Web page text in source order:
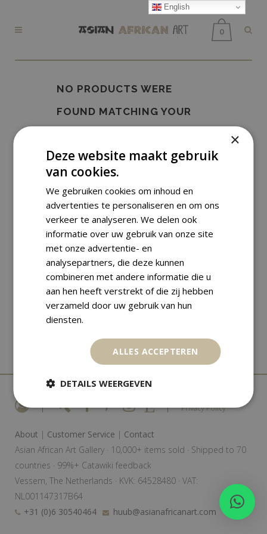
0
NO PRODUCTS WERE
FOUND MATCHING YOUR
| | Privacy Policy
About | Customer Service | Contact
Asian African Art Gallery · 10,000+ items sold · Shipped to 70
countries · 99%+ Catawiki feedback
Vessem, The Netherlands · KVK: 64528480 · VAT:
NL001147317B64
+31 (0)6 30540464
huub@asianafricanart.com
English
×
Deze website maakt gebruik
van cookies.
We gebruiken cookies om inhoud en
advertenties te personaliseren en om ons
verkeer te analyseren. We delen ook
informatie over uw gebruik van onze site
met onze advertentie- en
analysepartners, die deze kunnen
combineren met andere informatie die u
aan hen heeft verstrekt of die zij hebben
verzameld door uw gebruik van hun
diensten.
ALLES ACCEPTEREN
DETAILS WEERGEVEN